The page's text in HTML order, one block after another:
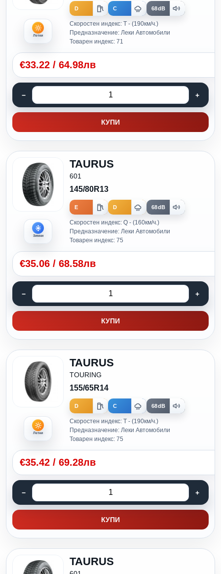
Летни
D C 68dB
Скоростен индекс: T - (190км/ч.)
Предназначение: Леки Автомобили
Товарен индекс: 71
€33.22 / 64.98лв
КУПИ
Зимни
TAURUS
601
145/80R13
E D 68dB
Скоростен индекс: Q - (160км/ч.)
Предназначение: Леки Автомобили
Товарен индекс: 75
€35.06 / 68.58лв
КУПИ
Летни
TAURUS
TOURING
155/65R14
D C 68dB
Скоростен индекс: T - (190км/ч.)
Предназначение: Леки Автомобили
Товарен индекс: 75
€35.42 / 69.28лв
КУПИ
TAURUS